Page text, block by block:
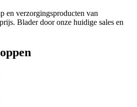
en verzorgingsproducten van
Blader door onze huidige sales en